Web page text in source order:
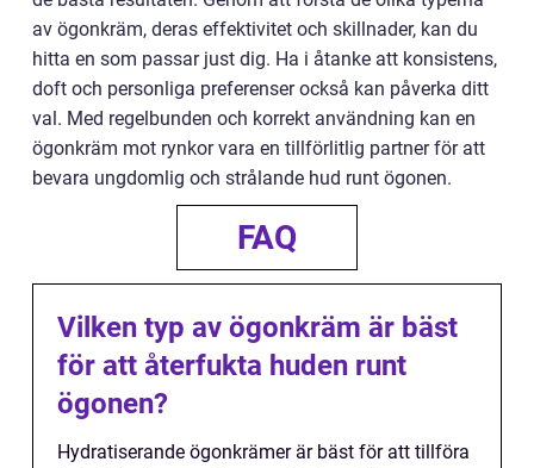
av ögonkräm, deras effektivitet och skillnader, kan du
hitta en som passar just dig. Ha i åtanke att konsistens,
doft och personliga preferenser också kan påverka ditt
val. Med regelbunden och korrekt användning kan en
ögonkräm mot rynkor vara en tillförlitlig partner för att
bevara ungdomlig och strålande hud runt ögonen.
FAQ
Vilken typ av ögonkräm är bäst
för att återfukta huden runt
ögonen?
Hydratiserande ögonkrämer är bäst för att tillföra